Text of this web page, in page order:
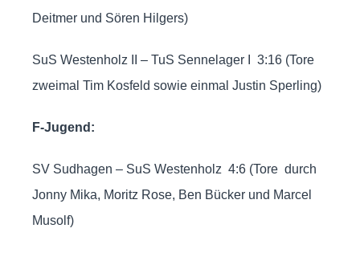
Deitmer und Sören Hilgers)
SuS Westenholz II – TuS Sennelager I 3:16 (Tore
zweimal Tim Kosfeld sowie einmal Justin Sperling)
F-Jugend:
SV Sudhagen – SuS Westenholz 4:6 (Tore durch
Jonny Mika, Moritz Rose, Ben Bücker und Marcel
Musolf)